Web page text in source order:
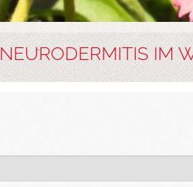
NEURODERMITIS IM